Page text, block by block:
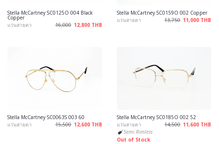
Stella McCartney SC0125O 004 Black
Copper
แว่นสายตา
16,000 12,800 THB
Stella McCartney SC0159O 002 Copper
แว่นสายตา
13,750 11,000 THB
Stella McCartney SC0063S 003 60
แว่นสายตา
15,500 12,600 THB
Stella McCartney SC0185O 002 52
แว่นสายตา
14,500 11,600 THB
Semi Rimless
Out of Stock